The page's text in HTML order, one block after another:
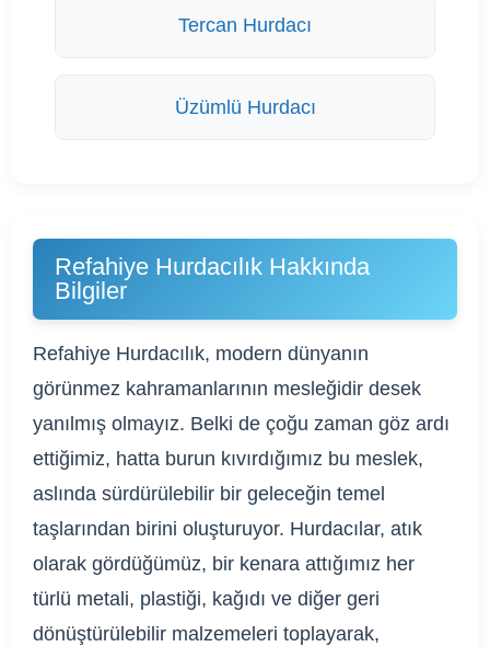
Tercan Hurdacı
Üzümlü Hurdacı
Refahiye Hurdacılık Hakkında
Bilgiler
Refahiye Hurdacılık, modern dünyanın
görünmez kahramanlarının mesleğidir desek
yanılmış olmayız. Belki de çoğu zaman göz ardı
ettiğimiz, hatta burun kıvırdığımız bu meslek,
aslında sürdürülebilir bir geleceğin temel
taşlarından birini oluşturuyor. Hurdacılar, atık
olarak gördüğümüz, bir kenara attığımız her
türlü metali, plastiği, kağıdı ve diğer geri
dönüştürülebilir malzemeleri toplayarak,